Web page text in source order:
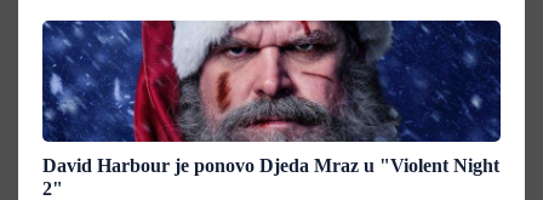
David Harbour je ponovo Djeda Mraz u "Violent Night
2"